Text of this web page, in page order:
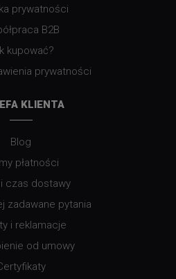
prywatności
B2B
kupować?
prywatności
KLIENTA
Blog
płatności
czas dostawy
zadawane pytania
i reklamacje
od umowy